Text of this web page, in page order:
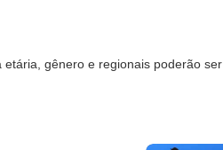
gênero e regionais poderão ser